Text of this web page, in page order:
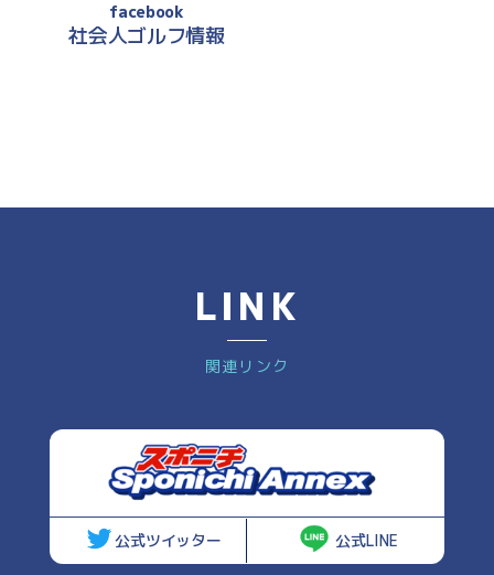
facebook
社会人ゴルフ情報
LINK
関連リンク
公式ツイッター 公式LINE